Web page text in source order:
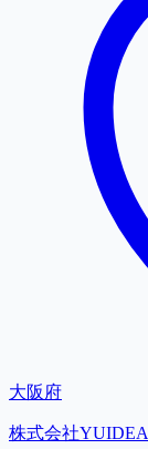
大阪府
株式会社YUIDEA